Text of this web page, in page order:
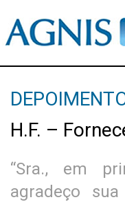
H.F. –
“Sra., em
agradeço